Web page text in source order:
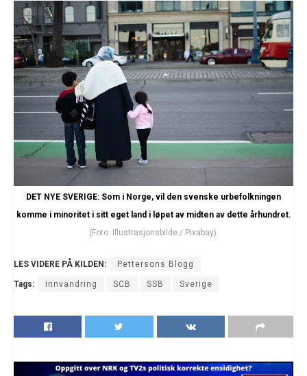
DET NYE SVERIGE: Som i Norge, vil den svenske urbefolkningen
komme i minoritet i sitt eget land i løpet av midten av dette århundret.
(Foto: Illustrasjonsbilde / Pixabay).
LES VIDERE PÅ KILDEN: Pettersons Blogg
Tags: innvandring SCB SSB Sverige